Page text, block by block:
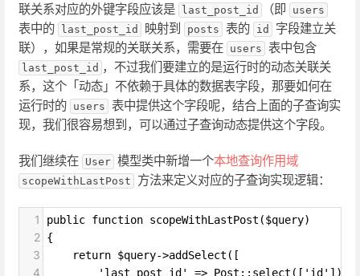
联关系对应的外键字段应该是 last_post_id （即 users
表中的 last_post_id 映射到 posts 表的 id
字段建立关
联），如果是常规的关联关系，需要在 users 表中包含
last_post_id ，不过我们要建立的是运行时的动态关联关
系，这个「动态」不依赖于具体的数据表字段，那要如何在
运行时的 users 表中提供这个字段呢，结合上面的子查询实
现，我们很容易想到，可以通过子查询动态提供这个字段。
我们继续在 User 模型类中新增一个本地查询作用域
scopeWithLastPost 方法来定义对应的子查询实现逻辑：
1 public function scopeWithLastPost($query)
2 {
3
    return $query->addSelect([
4
        'last_post_id' => Post::select(['id'])